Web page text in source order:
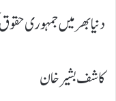
دنیا بھر میں جمہوری
کاشف بشیر خان